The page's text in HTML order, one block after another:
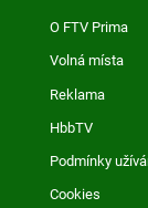
O FTV Prima
Volná místa
Reklama
HbbTV
Podmínky
Cookies